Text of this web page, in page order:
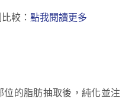
較： 點我閱讀更多
的脂肪抽取後，純化並注